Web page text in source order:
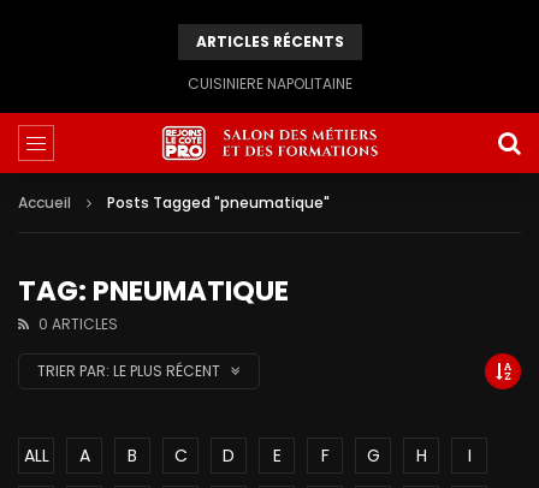
ARTICLES RÉCENTS
CUISINIERE NAPOLITAINE
Accueil Posts Tagged "pneumatique"
TAG: PNEUMATIQUE
0 ARTICLES
TRIER PAR: LE PLUS RÉCENT
ALL A B C D E F G H
I